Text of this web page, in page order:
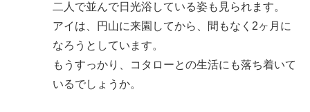
二人で並んで日光浴している姿も見られます。
アイは、円山に来園してから、間もなく2ヶ月に
なろうとしています。
もうすっかり、コタローとの生活にも落ち着いて
いるでしょうか。